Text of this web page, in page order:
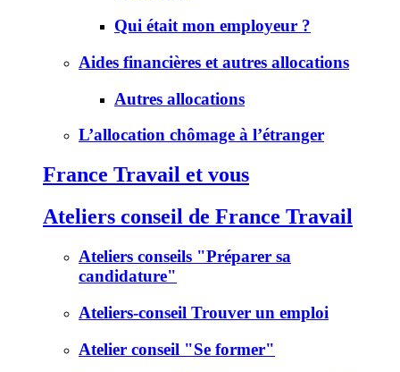
Qui était mon employeur ?
Aides financières et autres allocations
Autres allocations
L’allocation chômage à l’étranger
France Travail et vous
Ateliers conseil de France Travail
Ateliers conseils "Préparer sa
candidature"
Ateliers-conseil Trouver un emploi
Atelier conseil "Se former"